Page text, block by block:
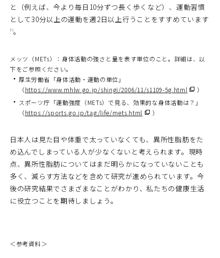
と（例えば、今より毎日10分ずつ長く歩くなど）、運動習慣
として30分以上の運動を週2日以上行うことをすすめています
7)。
メッツ（METs）：身体活動の強さと量を表す単位のこと。詳細は、以
下をご参照ください。
厚生労働省「身体活動・運動の単位」
（https://www.mhlw.go.jp/shingi/2006/11/s1109-5g.html （別
ウ
ィ
ン
）
スポーツ庁「運動強度（METs）で見る、効果的な身体活動は？」
（https://sports.go.jp/tag/life/mets.html （別
ウ
ウ
で
開
く）
）
日本人は見た目や体重で太っていなくても、異所性脂肪をた
め込んでしまっている人が少なくないと考えられます。現時
点、異所性脂肪についてはまだ明らかになっていないことも
多く、減らす方法などを含めて研究が進められています。今
後の研究結果でさまざまなことがわかり、私たちの健康生活
に役立つことを期待しましょう。
＜参考資料＞